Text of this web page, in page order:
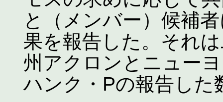
と（メンバー）候補
果を報告した。それ
州アクロンとニュー
ハンク・Pの報告した